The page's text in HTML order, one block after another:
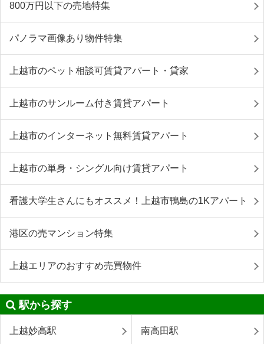
800万円以下の売地特集
パノラマ画像あり物件特集
上越市のペット相談可賃貸アパート・貸家
上越市のサンルーム付き賃貸アパート
上越市のインターネット無料賃貸アパート
上越市の単身・シングル向け賃貸アパート
看護大学生さんにもオススメ！上越市鴨島の1Kアパート
港区の売マンション特集
上越エリアのおすすめ売買物件
駅から探す
上越妙高駅 南高田駅